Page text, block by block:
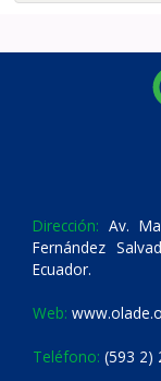
Dirección: Av.
Fernández
Ecuador.
Web:
Teléfono: (593 2)